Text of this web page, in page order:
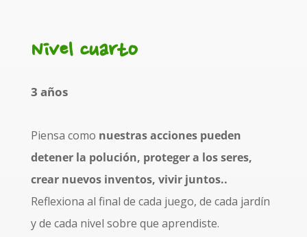
Nivel cuarto
3 años
Piensa como nuestras acciones pueden
detener la polución, proteger a los seres,
crear nuevos inventos, vivir juntos..
Reflexiona al final de cada juego, de cada jardín
y de cada nivel sobre que aprendiste.